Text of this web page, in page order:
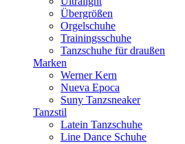
Übergrößen
Orgelschuhe
Trainingsschuhe
Tanzschuhe für draußen
Marken
Werner Kern
Nueva Epoca
Suny Tanzsneaker
Tanzstil
Latein Tanzschuhe
Line Dance Schuhe